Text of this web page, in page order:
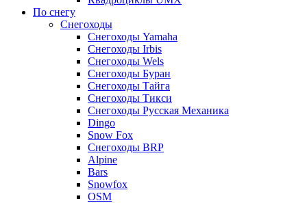
По снегу
Снегоходы
Снегоходы Yamaha
Снегоходы Irbis
Снегоходы Wels
Снегоходы Буран
Снегоходы Тайга
Снегоходы Тикси
Снегоходы Русская Механика
Dingo
Snow Fox
Снегоходы BRP
Alpine
Bars
Snowfox
OSM